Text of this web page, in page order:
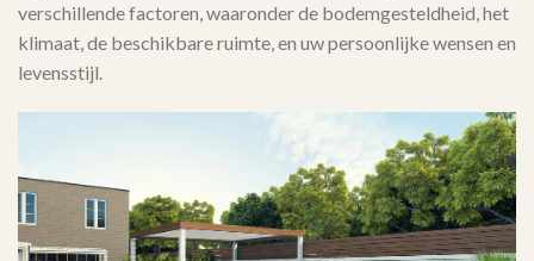
verschillende factoren, waaronder de bodemgesteldheid, het
klimaat, de beschikbare ruimte, en uw persoonlijke wensen en
levensstijl.